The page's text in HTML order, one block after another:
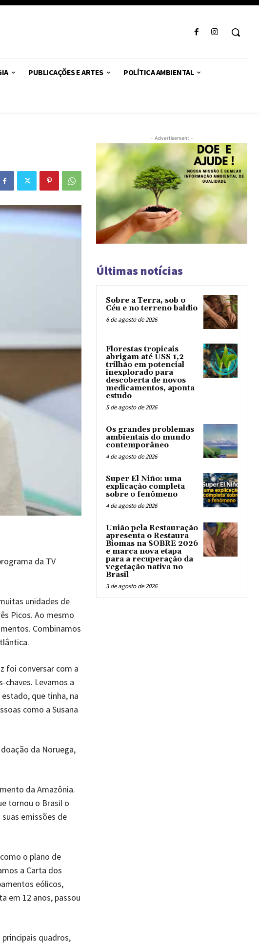
PUBLICAÇÕES E ARTES POLÍTICA AMBIENTAL
da TV
unidades de
Picos. Ao mesmo
Combinamos
foi conversar com a
chaves. Levamos a
que tinha, na
como a Susana
da Noruega,
da Amazônia.
tornou o Brasil o
emissões de
o plano de
a Carta dos
eólicos,
em 12 anos, passou
quadros,
- Advertisement -
Últimas notícias
Sobre a Terra, sob o
Céu e no terreno baldio
6 de agosto de 2026
Florestas tropicais
abrigam até US$ 1,2
trilhão em potencial
inexplorado para
descoberta de novos
medicamentos, aponta
estudo
5 de agosto de 2026
Os grandes problemas
ambientais do mundo
contemporâneo
4 de agosto de 2026
Super El Niño: uma
explicação completa
sobre o fenômeno
4 de agosto de 2026
União pela Restauração
apresenta o Restaura
Biomas na SOBRE 2026
e marca nova etapa
para a recuperação da
vegetação nativa no
Brasil
3 de agosto de 2026